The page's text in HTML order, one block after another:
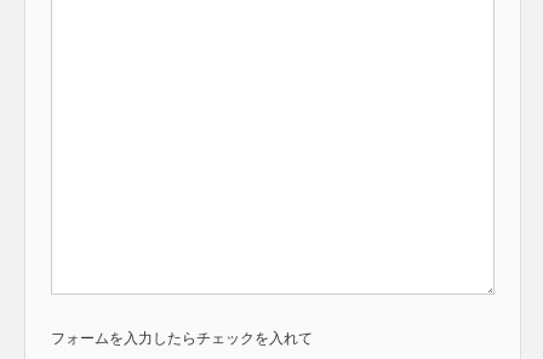
フォームを入力したらチェックを入れて